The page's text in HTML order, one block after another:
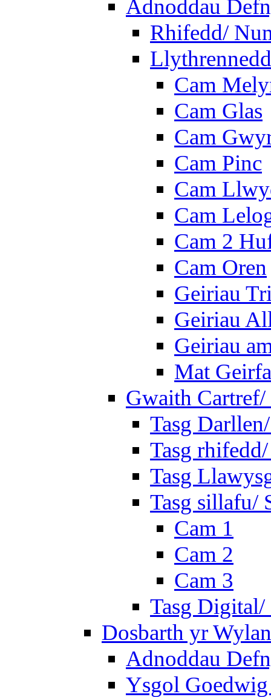
Adnoddau
Rhifedd/
Cam
Cam Glas
Cam
Cam Pinc
Cam
Cam
Cam 2
Cam Oren
Geiriau
Geiriau
Geiriau
Mat
Gwaith
Tasg
Tasg
Tasg
Tasg sillafu/
Cam 1
Cam 2
Cam 3
Tasg
Dosbarth yr
Adnoddau
Ysgol